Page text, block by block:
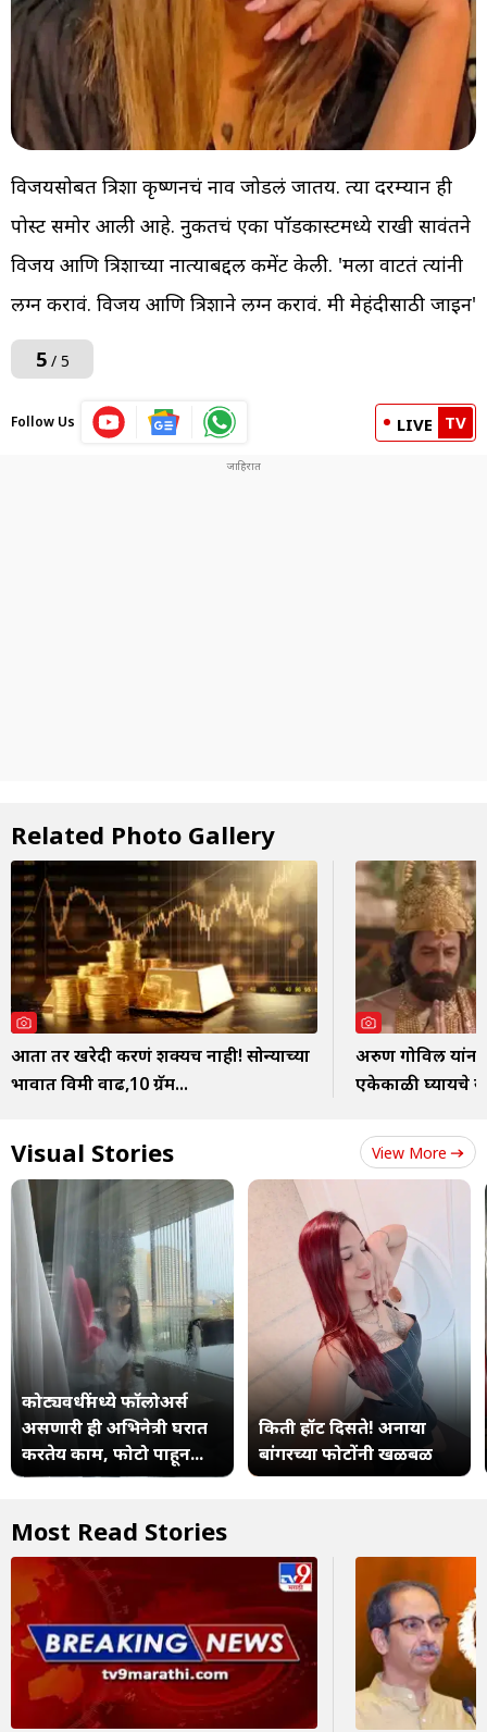
विजयसोबत त्रिशा कृष्णनचं नाव जोडलं जातय. त्या दरम्यान ही
पोस्ट समोर आली आहे. नुकतचं एका पॉडकास्टमध्ये राखी सावंतने
विजय आणि त्रिशाच्या नात्याबद्दल कमेंट केली. 'मला वाटतं त्यांनी
लग्न करावं. विजय आणि त्रिशाने लग्न करावं. मी मेहंदीसाठी जाईन'
5/ 5
Follow Us LIVE TV
Related Photo Gallery
आता तर खरेदी करणं शक्यच नाही! सोन्याच्या
भावात विक्रमी वाढ,10 ग्रॅम...
अरुण गोविल यांना
एकेकाळी घ्यायचे
Visual Stories View More
कोट्यवधींमध्ये फॉलोअर्स
असणारी ही अभिनेत्री घरात
करतेय काम, फोटो पाहून...
किती हॉट दिसते! अनाया
बांगरच्या फोटोंनी खळबळ
Most Read Stories